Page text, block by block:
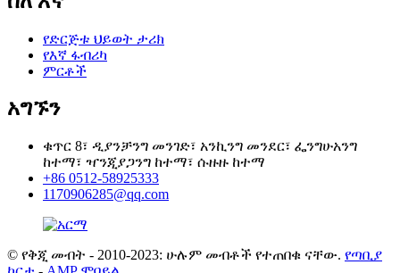
የድርጅቱ ህይወት ታሪክ
የእኛ ፋብሪካ
ምርቶች
አግኙን
ቁጥር 8፣ ዲያንቻንግ መንገድ፣ አንኪንግ መንደር፣ ፌንግሁአንግ
ከተማ፣ ዣንጂያጋንግ ከተማ፣ ሱዙዙ ከተማ
+86 0512-58925333
1170906285@qq.com
© የቅጂ መብት - 2010-2023: ሁሉም መብቶች የተጠበቁ ናቸው. የጣቢያ